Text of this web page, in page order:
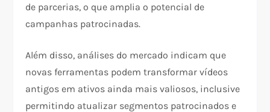
de parcerias, o que amplia o potencial de
campanhas patrocinadas.​
Além disso, análises do mercado indicam que
novas ferramentas podem transformar vídeos
antigos em ativos ainda mais valiosos, inclusive
permitindo atualizar segmentos patrocinados e